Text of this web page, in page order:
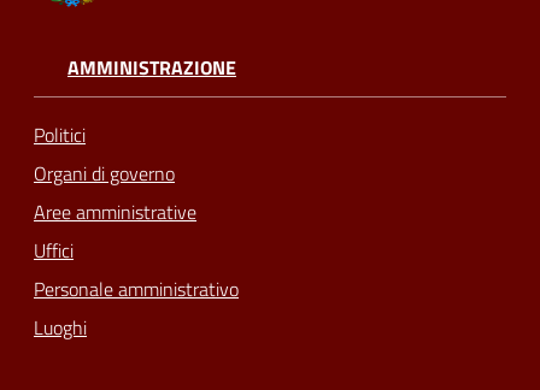
AMMINISTRAZIONE
Politici
Organi di governo
Aree amministrative
Uffici
Personale amministrativo
Luoghi